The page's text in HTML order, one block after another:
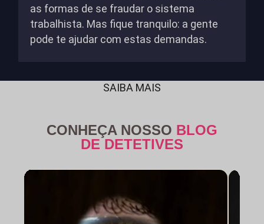
as formas de se fraudar o sistema
trabalhista. Mas fique tranquilo: a gente
pode te ajudar com estas demandas.
SAIBA MAIS
CONHEÇA NOSSO BLOG
DE DETETIVES